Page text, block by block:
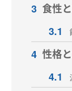
3 食性
3.1
4 性格
4.1